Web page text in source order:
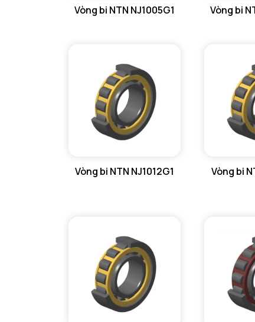
Vòng bi NTN NJ1005G1 Vòng bi
Vòng bi NTN NJ1012G1 Vòng bi